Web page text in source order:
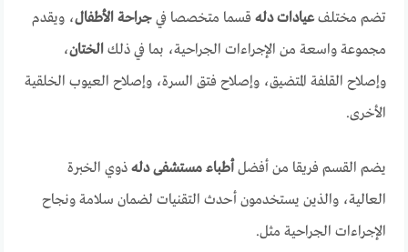
تضم مختلفعيادات دله قسما متخصصا فيجراحة الأطفال، ويقدم
مجموعة واسعة من الإجراءات الجراحية، بما في ذلك الختان،
وإصلاح القلفة المتضيق، وإصلاح فتق السرة، وإصلاح العيوب الخلقية
الأخرى.
يضم القسم فريقا من أفضلأطباء مستشفى دله ذوي الخبرة
العالية، والذين يستخدمون أحدث التقنيات لضمان سلامة ونجاح
الإجراءات الجراحية مثل.